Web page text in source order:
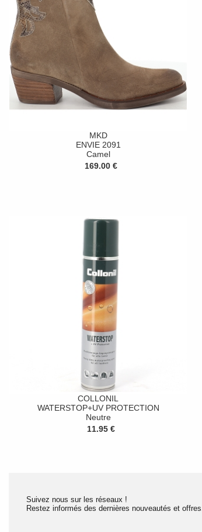
MKD
ENVIE 2091
Camel
169.00 €
COLLONIL
WATERSTOP+UV PROTECTION
Neutre
11.95 €
Suivez nous sur les réseaux !
Restez informés des dernières nouveautés et offres.